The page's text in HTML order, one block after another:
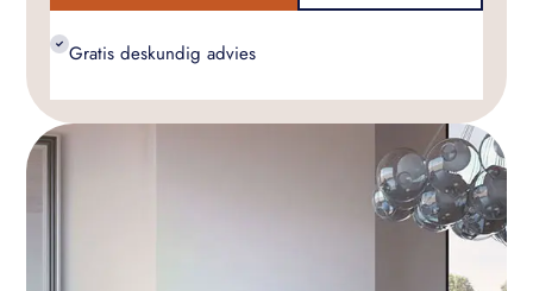
Gratis deskundig advies